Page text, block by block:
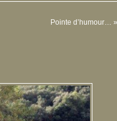
Pointe d’humour… »